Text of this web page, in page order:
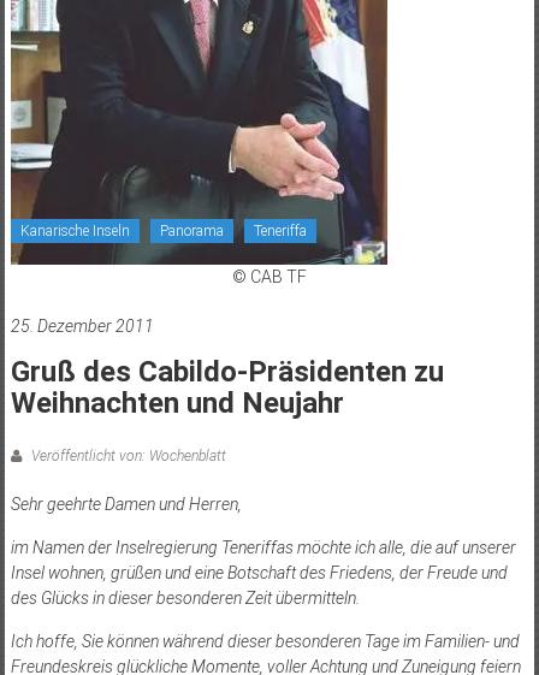
Kanarische Inseln Panorama Teneriffa
© CAB TF
25. Dezember 2011
Gruß des Cabildo-Präsidenten zu
Weihnachten und Neujahr
Veröffentlicht von: Wochenblatt
Sehr geehrte Damen und Herren,
im Namen der Inselregierung Teneriffas möchte ich alle, die auf unserer
Insel wohnen, grüßen und eine Botschaft des Friedens, der Freude und
des Glücks in dieser besonderen Zeit übermitteln.
Ich hoffe, Sie können während dieser besonderen Tage im Familien- und
Freundeskreis glückliche Momente, voller Achtung und Zuneigung feiern